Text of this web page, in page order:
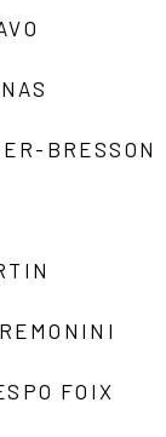
BRESSON
FOIX